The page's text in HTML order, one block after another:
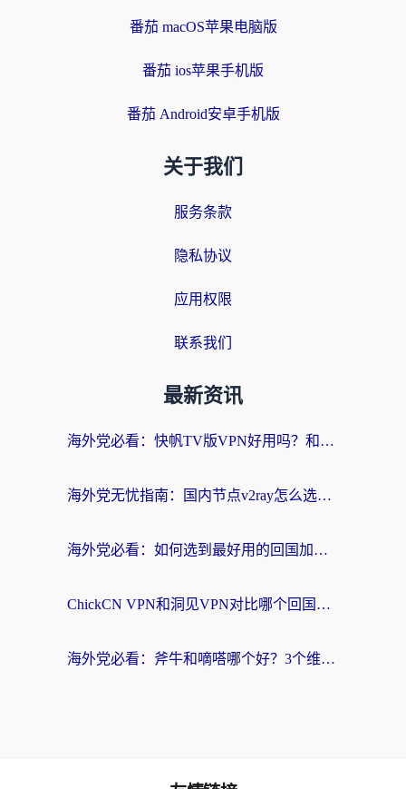
番茄 macOS苹果电脑版
番茄 ios苹果手机版
番茄 Android安卓手机版
关于我们
服务条款
隐私协议
应用权限
联系我们
最新资讯
海外党必看：快帆TV版VPN好用吗？和快游VPN对比哪个回国效果更好？附实用避坑指南
海外党无忧指南：国内节点v2ray怎么选？一键回国VPN+多场景实测帮你避坑
海外党必看：如何选到最好用的回国加速器？从节点到售后的全维度指南
ChickCN VPN和洞见VPN对比哪个回国效果更好？海外党亲测3款加速器+避坑指南
海外党必看：斧牛和嘀嗒哪个好？3个维度教你选对回国加速器